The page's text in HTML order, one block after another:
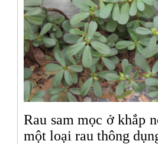
Rau sam mọc ở khắp
một loại rau thông